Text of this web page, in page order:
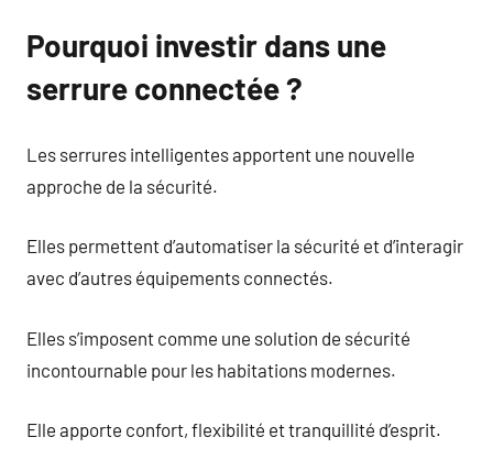
Pourquoi investir dans une
serrure connectée ?
Les serrures intelligentes apportent une nouvelle
approche de la sécurité.
Elles permettent d’automatiser la sécurité et d’interagir
avec d’autres équipements connectés.
Elles s’imposent comme une solution de sécurité
incontournable pour les habitations modernes.
Elle apporte confort, flexibilité et tranquillité d’esprit.